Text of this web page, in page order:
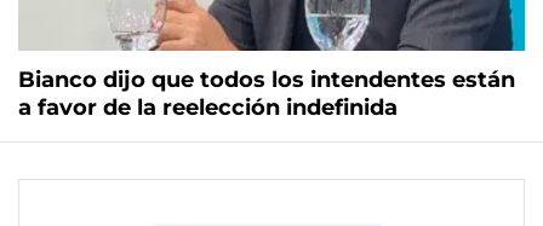
Bianco dijo que todos los intendentes están
a favor de la reelección indefinida